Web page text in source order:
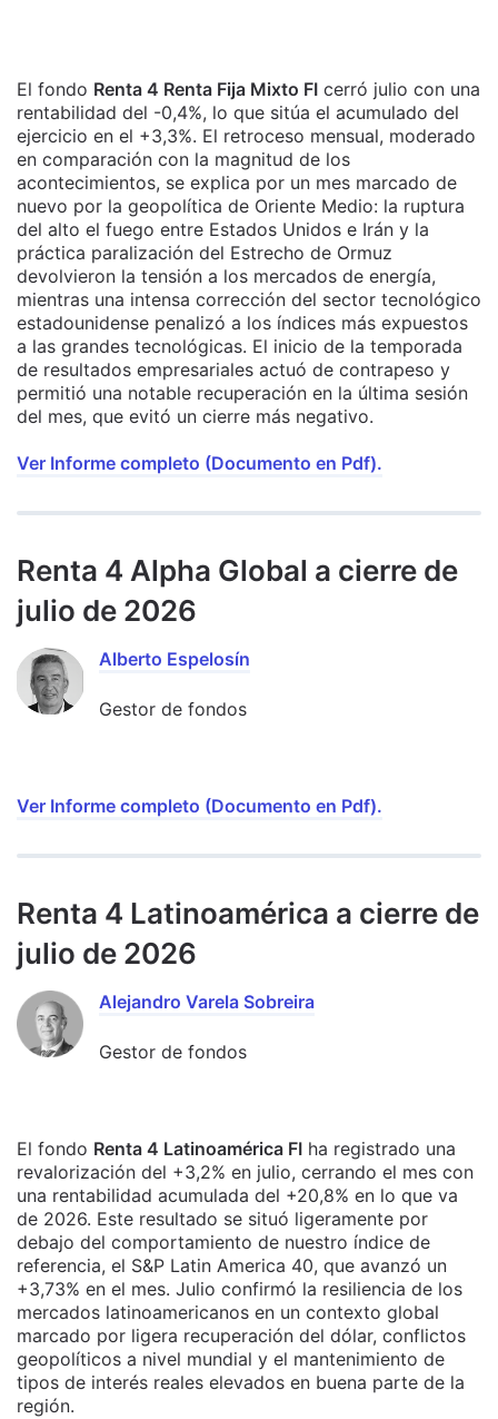
El fondo Renta 4 Renta Fija Mixto FI cerró julio con una
rentabilidad del -0,4%, lo que sitúa el acumulado del
ejercicio en el +3,3%. El retroceso mensual, moderado
en comparación con la magnitud de los
acontecimientos, se explica por un mes marcado de
nuevo por la geopolítica de Oriente Medio: la ruptura
del alto el fuego entre Estados Unidos e Irán y la
práctica paralización del Estrecho de Ormuz
devolvieron la tensión a los mercados de energía,
mientras una intensa corrección del sector tecnológico
estadounidense penalizó a los índices más expuestos
a las grandes tecnológicas. El inicio de la temporada
de resultados empresariales actuó de contrapeso y
permitió una notable recuperación en la última sesión
del mes, que evitó un cierre más negativo.
Ver Informe completo (Documento en Pdf).
Renta 4 Alpha Global a cierre de
julio de 2026
Alberto Espelosín
Gestor de fondos
Ver Informe completo (Documento en Pdf).
Renta 4 Latinoamérica a cierre de
julio de 2026
Alejandro Varela Sobreira
Gestor de fondos
El fondo Renta 4 Latinoamérica FI ha registrado una
revalorización del +3,2% en julio, cerrando el mes con
una rentabilidad acumulada del +20,8% en lo que va
de 2026. Este resultado se situó ligeramente por
debajo del comportamiento de nuestro índice de
referencia, el S&P Latin America 40, que avanzó un
+3,73% en el mes. Julio confirmó la resiliencia de los
mercados latinoamericanos en un contexto global
marcado por ligera recuperación del dólar, conflictos
geopolíticos a nivel mundial y el mantenimiento de
tipos de interés reales elevados en buena parte de la
región.